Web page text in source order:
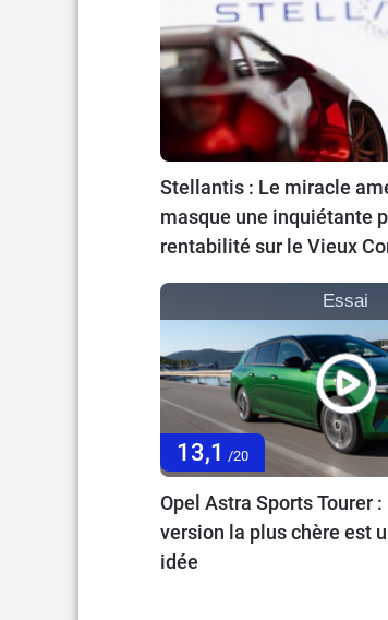
Stellantis : Le miracle
masque une inquiétante
rentabilité sur le Vieux
Essai
13,1 /20
Opel Astra Sports Tourer
version la plus chère est
idée